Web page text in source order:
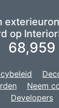
op
68,959
Neem
Developers